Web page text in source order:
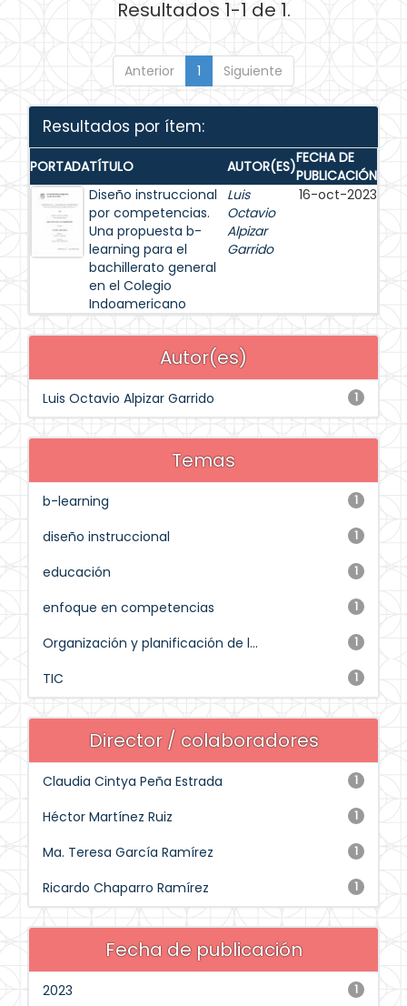
Resultados 1-1 de 1.
Anterior 1 Siguiente
Resultados por ítem:
PORTADATÍTULO AUTOR(ES)FECHA DE
PUBLICACIÓN
Diseño instruccional
por competencias.
Una propuesta b-
learning para el
bachillerato general
en el Colegio
Indoamericano
Luis
Octavio
Alpizar
Garrido
16-oct-2023
Autor(es)
1
Luis Octavio Alpizar Garrido
Temas
1
b-learning
1
diseño instruccional
1
educación
1
enfoque en competencias
1
Organización y planificación de l...
1
TIC
Director / colaboradores
1
Claudia Cintya Peña Estrada
1
Héctor Martínez Ruiz
1
Ma. Teresa García Ramírez
1
Ricardo Chaparro Ramírez
Fecha de publicación
1
2023